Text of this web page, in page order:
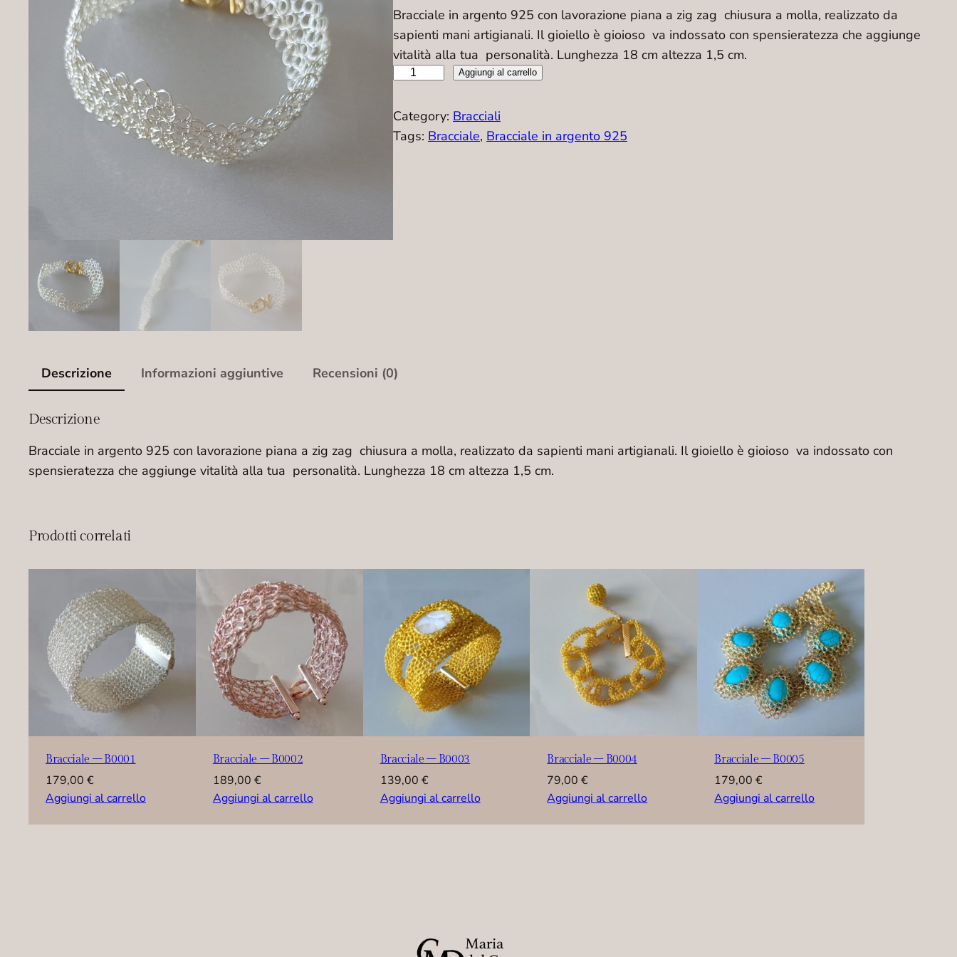
Bracciale in argento 925 con lavorazione piana a zig zag chiusura a molla, realizzato da
sapienti mani artigianali. Il gioiello è gioioso va indossato con spensieratezza che aggiunge
vitalità alla tua personalità. Lunghezza 18 cm altezza 1,5 cm.
a
c
q
t
i
Aggiungi al carrello
Category: Bracciali
Tags: Bracciale, Bracciale in argento 925
Descrizione Informazioni aggiuntive Recensioni (0)
Descrizione
Bracciale in argento 925 con lavorazione piana a zig zag chiusura a molla, realizzato da sapienti mani artigianali. Il gioiello è gioioso va indossato con
spensieratezza che aggiunge vitalità alla tua personalità. Lunghezza 18 cm altezza 1,5 cm.
Prodotti correlati
Bracciale – B0001
179,00 €
Aggiungi al carrello
Bracciale – B0002
189,00 €
Aggiungi al carrello
Bracciale – B0003
139,00 €
Aggiungi al carrello
Bracciale – B0004
79,00€
Aggiungi al carrello
Bracciale – B0005
179,00€
Aggiungi al carrello